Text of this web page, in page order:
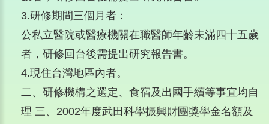
3.研修期間三個月者：
公私立醫院或醫療機關在職醫師年齡未滿四十五歲
者，研修回台後需提出研究報告書。
4.現住台灣地區內者。
二、研修機構之選定、食宿及出國手續等事宜均自
理 三、2002年度武田科學振興財團獎學金名額及